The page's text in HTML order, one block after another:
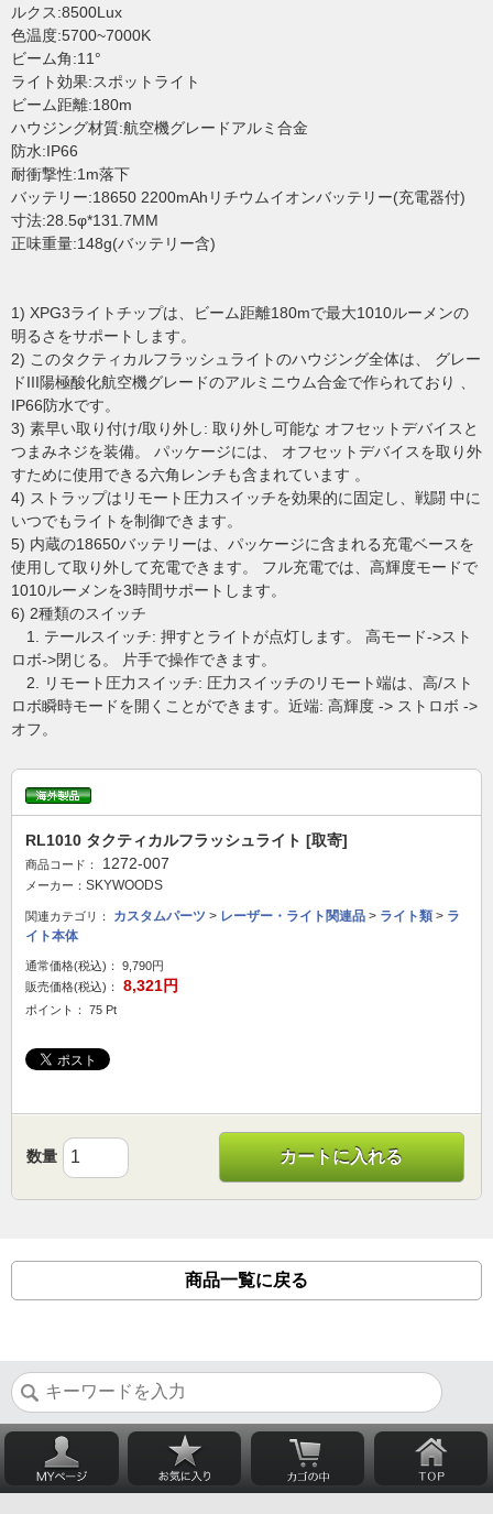
ルクス:8500Lux
色温度:5700~7000K
ビーム角:11°
ライト効果:スポットライト
ビーム距離:180m
ハウジング材質:航空機グレードアルミ合金
防水:IP66
耐衝撃性:1m落下
バッテリー:18650 2200mAhリチウムイオンバッテリー(充電器付)
寸法:28.5φ*131.7MM
正味重量:148g(バッテリー含)
1) XPG3ライトチップは、ビーム距離180mで最大1010ルーメンの
明るさをサポートします。
2) このタクティカルフラッシュライトのハウジング全体は、 グレー
ドIII陽極酸化航空機グレードのアルミニウム合金で作られており 、
IP66防水です。
3) 素早い取り付け/取り外し: 取り外し可能な オフセットデバイスと
つまみネジを装備。 パッケージには、 オフセットデバイスを取り外
すために使用できる六角レンチも含まれています 。
4) ストラップはリモート圧力スイッチを効果的に固定し、戦闘 中に
いつでもライトを制御できます。
5) 内蔵の18650バッテリーは、パッケージに含まれる充電ベースを
使用して取り外して充電できます。 フル充電では、高輝度モードで
1010ルーメンを3時間サポートします。
6) 2種類のスイッチ
1. テールスイッチ: 押すとライトが点灯します。 高モード->スト
ロボ->閉じる。 片手で操作できます。
2. リモート圧力スイッチ: 圧力スイッチのリモート端は、高/スト
ロボ瞬時モードを開くことができます。近端: 高輝度 -> ストロボ ->
オフ。
RL1010 タクティカルフラッシュライト [取寄]
商品コード： 1272-007
メーカー： SKYWOODS
関連カテゴリ： カスタムパーツ > レーザー・ライト関連品 > ライト類 > ラ
イト本体
通常価格(税込)：
9,790円
販売価格(税込)：
8,321円
ポイント： 75 Pt
数量 カートに入れる
商品一覧に戻る